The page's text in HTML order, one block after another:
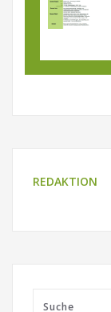
REDAKTION